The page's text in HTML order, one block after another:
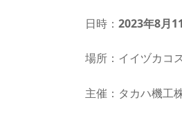
日時： 2023年8月
場所：イイヅカコ
主催：タカハ機工